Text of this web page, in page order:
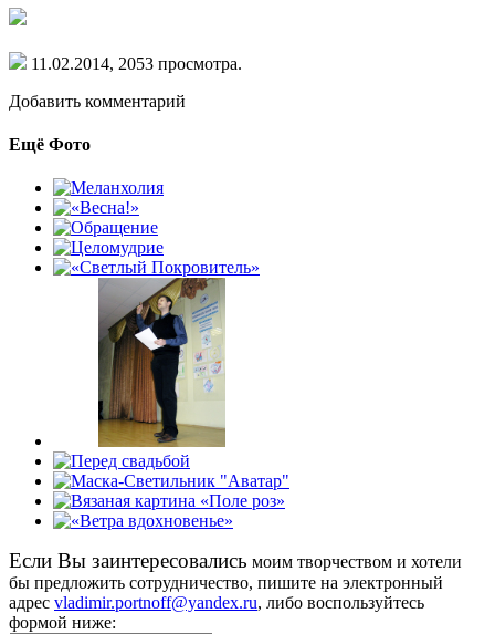
11.02.2014, 2053 просмотра.
Добавить комментарий
Ещё Фото
Eсли Вы заинтересовались моим творчеством и хотели
бы предложить сотрудничество, пишите на электронный
адрес vladimir.portnoff@yandex.ru, либо воспользуйтесь
формой ниже: